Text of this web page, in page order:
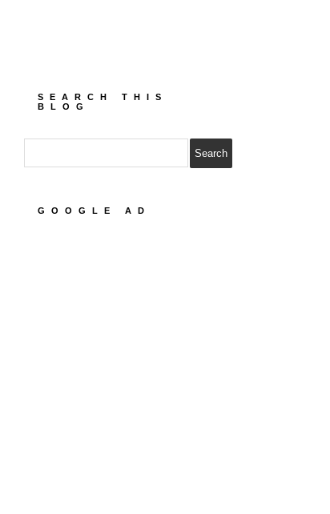
SEARCH THIS
BLOG
GOOGLE AD